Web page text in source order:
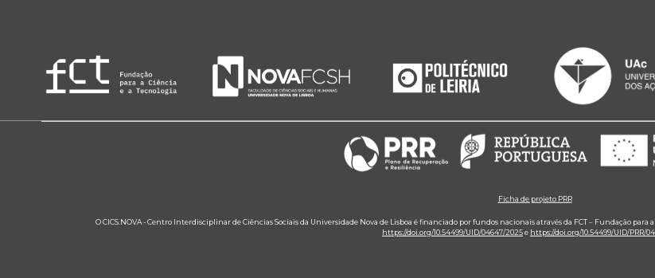
Ficha de projeto PRR
O CICS.NOVA - Centro Interdisciplinar de Ciências Sociais da Universidade Nova de Lisboa é financiado por fundos nacionais através da FCT – Fundação para
https://doi.org/10.54499/UID/04647/2025e https://doi.org/10.54499/UID/PRR/